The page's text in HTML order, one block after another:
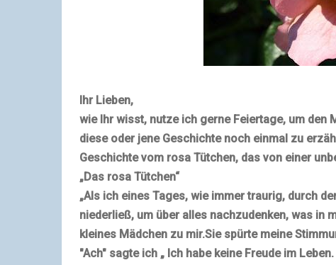
Ihr Lieben,
wie Ihr wisst, nutze ich gerne Feiertage, um den
diese oder jene Geschichte noch einmal zu
Geschichte vom rosa Tütchen, das von einer
„Das rosa Tütchen“
„Als ich eines Tages, wie immer traurig, durch
niederließ, um über alles nachzudenken, was
kleines Mädchen zu mir.Sie spürte meine
"Ach" sagte ich „ Ich habe keine Freude im